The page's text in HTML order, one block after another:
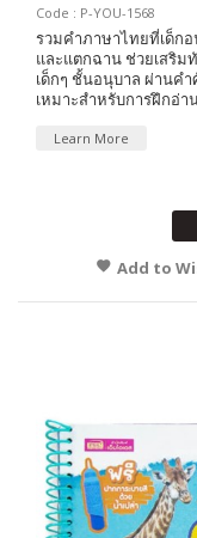
Code : P-YOU-1568
รวมคำภาษาไทยที่เด็ก
และแตกฉาน ช่วยเสริม
เด็กๆ ชั้นอนุบาล ผ่านค
เหมาะสำหรับการฝึกอ่
Learn More
Add to